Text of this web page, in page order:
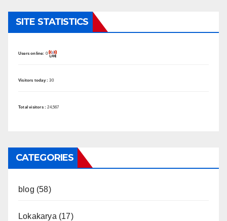
SITE STATISTICS
Users online: 0
Visitors today :30
Total visitors :24,567
CATEGORIES
blog (58)
Lokakarya (17)